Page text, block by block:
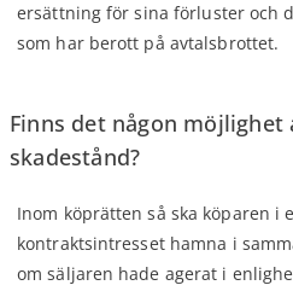
ersättning för sina förluster och
som har berott på avtalsbrottet.
Finns det någon möjlighet
skadestånd?
Inom köprätten så ska köparen i
kontraktsintresset hamna i
om säljaren hade agerat i